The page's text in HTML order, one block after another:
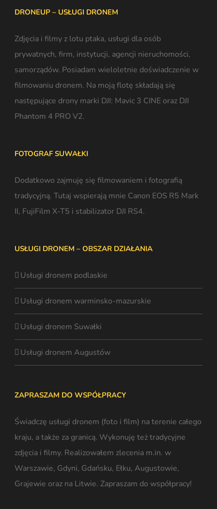
DRONEUP – USŁUGI DRONEM
Zdjęcia i filmy z lotu ptaka, usługi dla osób
prywatnych, firm, instytucji, agencji nieruchomości,
samorządów. Posiadam wieloletnie doświadczenie w
filmowaniu dronem. Na moją flotę składają się
następujące drony marki DJI: Mavic 3 CINE oraz DJI
Phantom 4 PRO V2.
FOTOGRAF SUWAŁKI
Dodatkowo zajmuję się filmowaniem i fotografią
tradycyjną. Tutaj wspierają mnie Canon EOS R5 Mark
II, FujiFilm X-T5 i stabilizator DJI RS4.
USŁUGI DRONEM – OBSZAR DZIAŁANIA
Usługi dronem podlaskie
Usługi dronem warminsko-mazurskie
Usługi dronem Suwałki
Usługi dronem Augustów
ZAPRASZAM DO WSPÓŁPRACY
Świadczę usługi dronem (foto i film) na terenie całego
kraju, a także za granicą. Wykonuję też tradycyjne
zdjęcia i filmy. Realizowałem zlecenia m.in. w
Warszawie, Gdyni, Gdańsku, Ełku, Augustowie,
Grajewie oraz na Litwie. Zapraszam do współpracy!